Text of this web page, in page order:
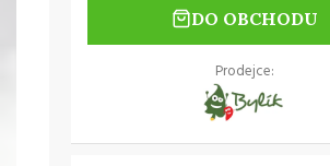
DO OBCHODU
Prodejce: